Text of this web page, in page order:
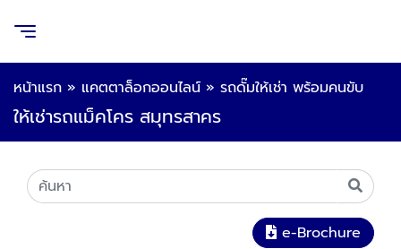
หน้าแรก » แคตตาล็อกออนไลน์ » รถดั๊มให้เช่า พร้อมคนขับ
ให้เช่ารถแม็คโคร สมุทรสาคร
e-Brochure